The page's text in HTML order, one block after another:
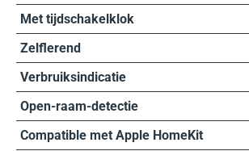
Met tijdschakelklok
Zelflerend
Verbruiksindicatie
Open-raam-detectie
Compatible met Apple HomeKit